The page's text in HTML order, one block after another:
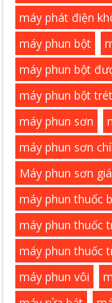
máy phát điện
máy phun bột
máy phun bột
máy phun bột
máy phun sơn
máy phun sơn
Máy phun sơn
máy phun thuốc
máy phun thuốc
máy phun thuốc
máy phun vôi